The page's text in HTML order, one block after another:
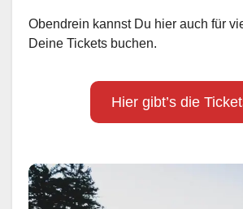
Obendrein kannst Du hier auch für
Deine Tickets buchen.
Hier gibt’s die